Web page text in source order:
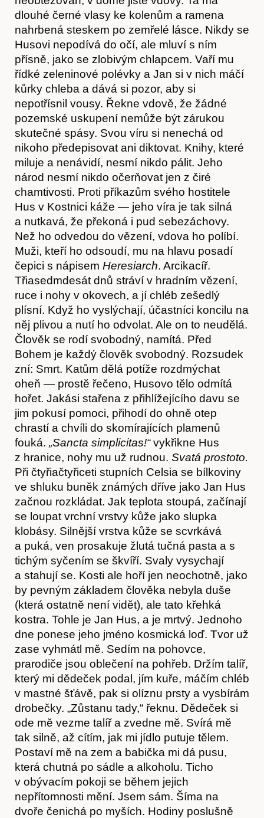
Předplatné
dlouhé černé vlasy ke kolenům a ramena
nahrbená steskem po zemřelé lásce. Nikdy se
Husovi nepodívá do očí, ale mluví s ním
přísně, jako se zlobivým chlapcem. Vaří mu
řídké zeleninové polévky a Jan si v nich máčí
kůrky chleba a dává si pozor, aby si
nepotřísnil vousy. Řekne vdově, že žádné
pozemské uskupení nemůže být zárukou
skutečné spásy. Svou víru si nenechá od
nikoho předepisovat ani diktovat. Knihy, které
miluje a nenávidí, nesmí nikdo pálit. Jeho
národ nesmí nikdo očerňovat jen z čiré
chamtivosti. Proti příkazům svého hostitele
Hus v Kostnici káže — jeho víra je tak silná
a nutkavá, že překoná i pud sebezáchovy.
Než ho odvedou do vězení, vdova ho políbí.
Muži, kteří ho odsoudí, mu na hlavu posadí
čepici s nápisem Heresiarch. Arcikacíř.
Třiasedmdesát dnů stráví v hradním vězení,
ruce i nohy v okovech, a jí chléb zešedlý
plísní. Když ho vyslýchají, účastníci koncilu na
něj plivou a nutí ho odvolat. Ale on to neudělá.
Člověk se rodí svobodný, namítá. Před
Bohem je každý člověk svobodný. Rozsudek
zní: Smrt. Katům dělá potíže rozdmýchat
oheň — prostě řečeno, Husovo tělo odmítá
hořet. Jakási stařena z přihlížejícího davu se
jim pokusí pomoci, přihodí do ohně otep
chrastí a chvíli do skomírajících plamenů
fouká. „Sancta simplicitas!“vykřikne Hus
z hranice, nohy mu už rudnou. Svatá prostoto.
Při čtyřiačtyřiceti stupních Celsia se bílkoviny
ve shluku buněk známých dříve jako Jan Hus
začnou rozkládat. Jak teplota stoupá, začínají
se loupat vrchní vrstvy kůže jako slupka
klobásy. Silnější vrstva kůže se scvrkává
a puká, ven prosakuje žlutá tučná pasta a s
tichým syčením se škvíří. Svaly vysychají
a stahují se. Kosti ale hoří jen neochotně, jako
by pevným základem člověka nebyla duše
(která ostatně není vidět), ale tato křehká
kostra. Tohle je Jan Hus, a je mrtvý. Jednoho
dne ponese jeho jméno kosmická loď. Tvor už
zase vyhmátl mě. Sedím na pohovce,
prarodiče jsou oblečení na pohřeb. Držím talíř,
který mi dědeček podal, jím kuře, máčím chléb
v mastné šťávě, pak si olíznu prsty a vysbírám
drobečky. „Zůstanu tady,“ řeknu. Dědeček si
ode mě vezme talíř a zvedne mě. Svírá mě
tak silně, až cítím, jak mi jídlo putuje tělem.
Postaví mě na zem a babička mi dá pusu,
která chutná po sádle a alkoholu. Ticho
v obývacím pokoji se během jejich
nepřítomnosti mění. Jsem sám. Šíma na
dvoře čenichá po myších. Hodiny poslušně